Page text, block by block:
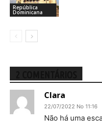
República
Dominicana
Clara
22/07/2022 No 11:16
Não há uma